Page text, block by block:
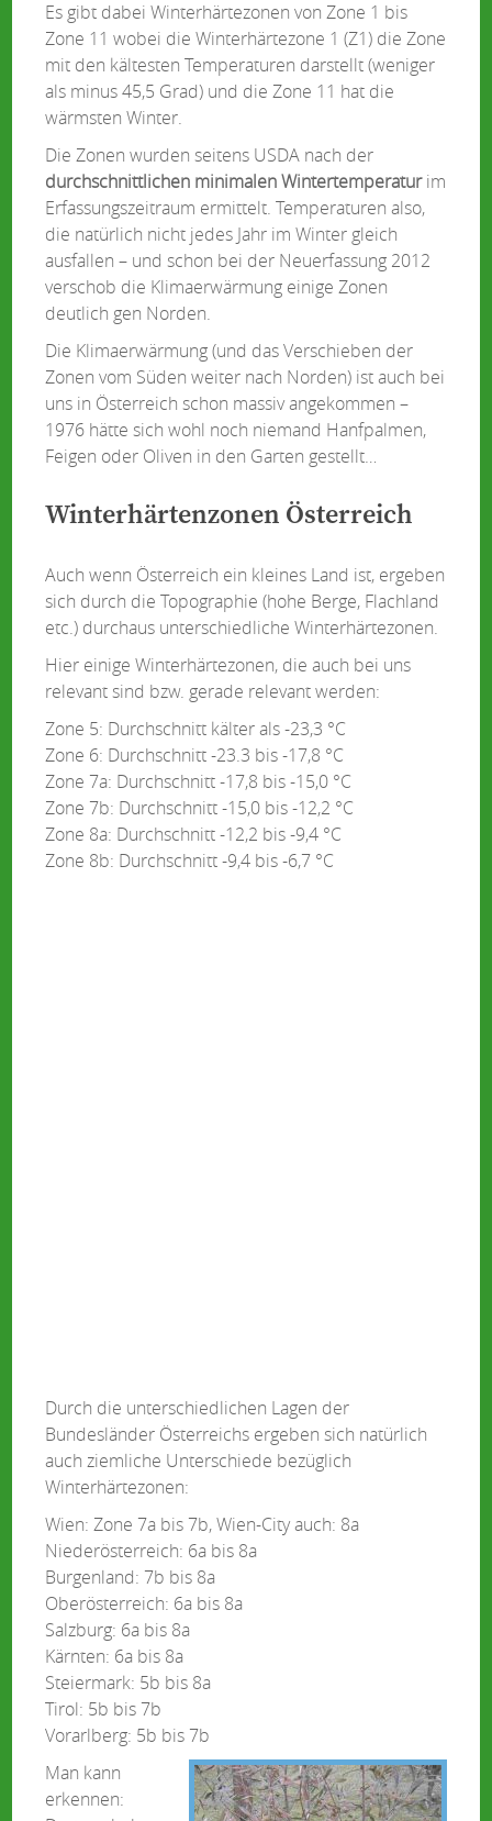
Es gibt dabei Winterhärtezonen von Zone 1 bis
Zone 11 wobei die Winterhärtezone 1 (Z1) die Zone
mit den kältesten Temperaturen darstellt (weniger
als minus 45,5 Grad) und die Zone 11 hat die
wärmsten Winter.
Die Zonen wurden seitens USDA nach der
durchschnittlichen minimalen Wintertemperaturim
Erfassungszeitraum ermittelt. Temperaturen also,
die natürlich nicht jedes Jahr im Winter gleich
ausfallen – und schon bei der Neuerfassung 2012
verschob die Klimaerwärmung einige Zonen
deutlich gen Norden.
Die Klimaerwärmung (und das Verschieben der
Zonen vom Süden weiter nach Norden) ist auch bei
uns in Österreich schon massiv angekommen –
1976 hätte sich wohl noch niemand Hanfpalmen,
Feigen oder Oliven in den Garten gestellt…
Winterhärtenzonen Österreich
Auch wenn Österreich ein kleines Land ist, ergeben
sich durch die Topographie (hohe Berge, Flachland
etc.) durchaus unterschiedliche Winterhärtezonen.
Hier einige Winterhärtezonen, die auch bei uns
relevant sind bzw. gerade relevant werden:
Zone 5: Durchschnitt kälter als -23,3 °C
Zone 6: Durchschnitt -23.3 bis -17,8 °C
Zone 7a: Durchschnitt -17,8 bis -15,0 °C
Zone 7b: Durchschnitt -15,0 bis -12,2 °C
Zone 8a: Durchschnitt -12,2 bis -9,4 °C
Zone 8b: Durchschnitt -9,4 bis -6,7 °C
Durch die unterschiedlichen Lagen der
Bundesländer Österreichs ergeben sich natürlich
auch ziemliche Unterschiede bezüglich
Winterhärtezonen:
Wien: Zone 7a bis 7b, Wien-City auch: 8a
Niederösterreich: 6a bis 8a
Burgenland: 7b bis 8a
Oberösterreich: 6a bis 8a
Salzburg: 6a bis 8a
Kärnten: 6a bis 8a
Steiermark: 5b bis 8a
Tirol: 5b bis 7b
Vorarlberg: 5b bis 7b
Man kann
erkennen: